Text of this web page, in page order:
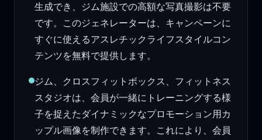
生成でき、ジム施設での高額な写真撮影は不要
です。このジェネレーターは、キャンペーンに
すぐに使えるアスレチックライフスタイルコン
テンツを無料で提供します。
ジム、クロスフィットボックス、フィットネス
スタジオは、会員が一緒にトレーニングする様
子を捉えたダイナミックなプロモーション用カ
ップル画像を制作できます。これにより、会員